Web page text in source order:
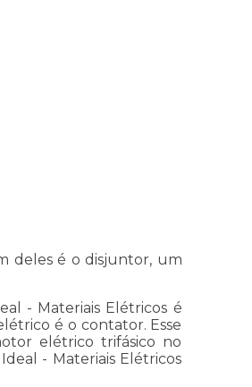
deles é o disjuntor, um
- Materiais Elétricos é
é o contator. Esse
elétrico trifásico no
- Materiais Elétricos